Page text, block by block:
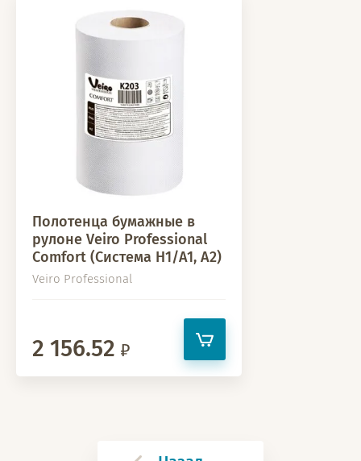
Полотенца бумажные в
рулоне Veiro Professional
Comfort (Система H1/A1, A2)
Veiro Professional
2 156.52